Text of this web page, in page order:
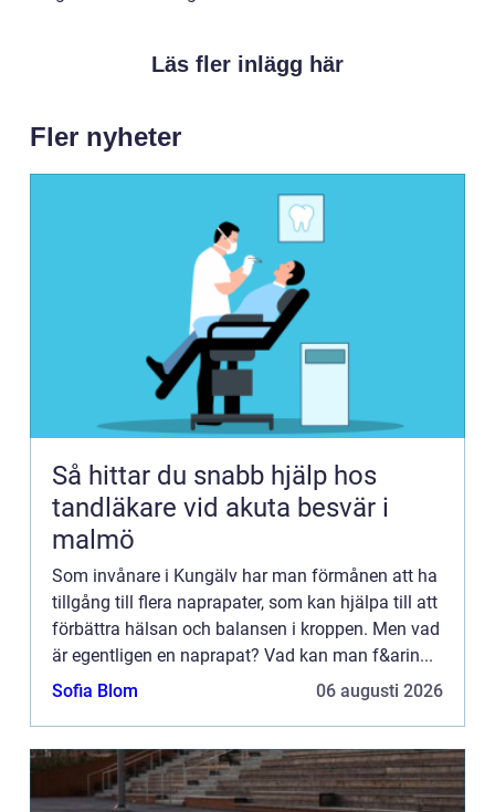
Läs fler inlägg här
Fler nyheter
Så hittar du snabb hjälp hos
tandläkare vid akuta besvär i
malmö
Som invånare i Kungälv har man förmånen att ha
tillgång till flera naprapater, som kan hjälpa till att
förbättra hälsan och balansen i kroppen. Men vad
är egentligen en naprapat? Vad kan man f&arin...
Sofia Blom
06 augusti 2026